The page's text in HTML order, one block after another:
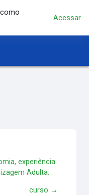
Acessar
experiência
Adulta.
curso →